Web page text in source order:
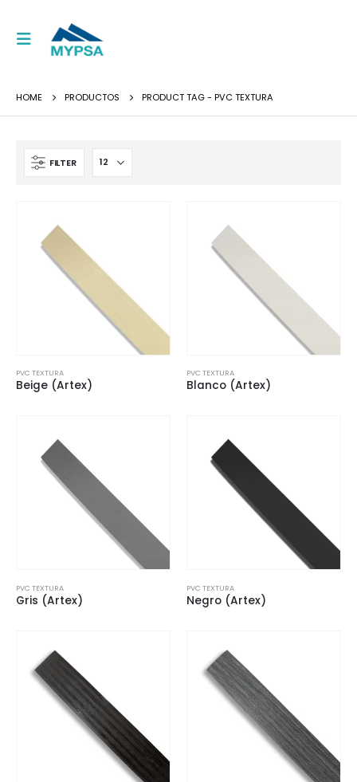
HOME PRODUCTOS PRODUCT TAG - PVC TEXTURA
FILTER
PVC TEXTURA
Beige (Artex)
PVC TEXTURA
Blanco (Artex)
PVC TEXTURA
Gris (Artex)
PVC TEXTURA
Negro (Artex)